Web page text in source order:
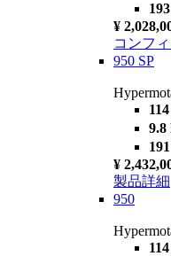
¥
コンフ
950 SP
9.8
¥
製品詳細
950